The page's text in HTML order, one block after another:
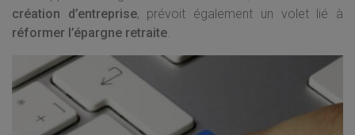
création d’entreprise, prévoit également un volet lié à
réformer l’épargne retraite.